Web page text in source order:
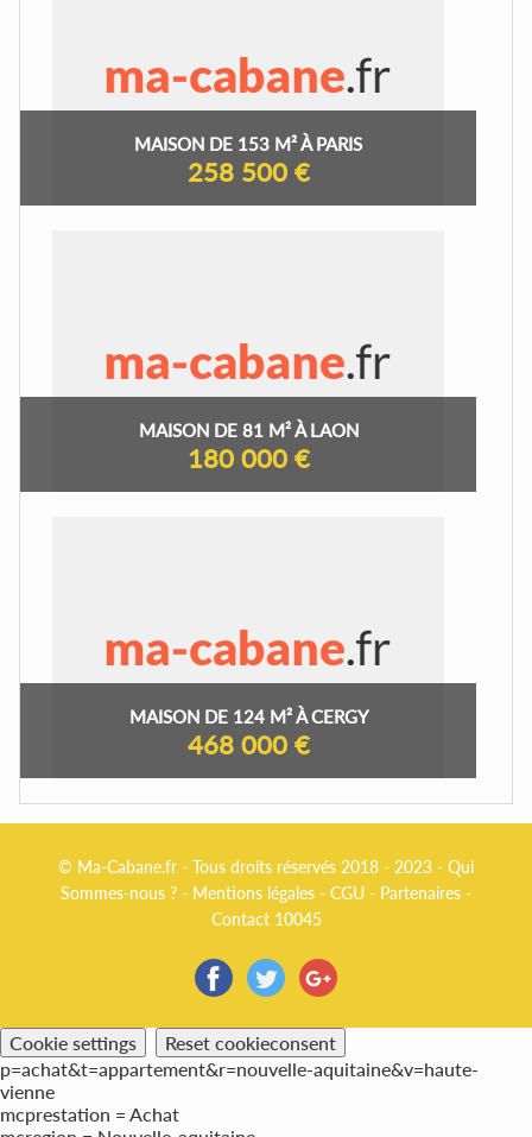
MAISON DE 153 M² À PARIS
258 500 €
MAISON DE 81 M² À LAON
180 000 €
MAISON DE 124 M² À CERGY
468 000 €
© Ma-Cabane.fr - Tous droits réservés 2018 - 2023 - Qui
Sommes-nous ? - Mentions légales - CGU - Partenaires -
Contact 10045
Cookie settings
Reset cookieconsent
p=achat&t=appartement&r=nouvelle-aquitaine&v=haute-
vienne
mcprestation = Achat